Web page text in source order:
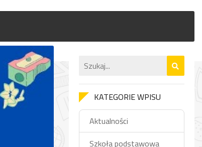
KATEGORIE WPISU
Aktualności
Szkoła podstawowa